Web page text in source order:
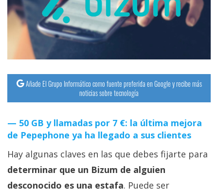
Operadores
Trucos
y
Tutoriales
Sistemas
operativos
Profesional
Añade El Grupo Informático como fuente preferida en Google y recibe más
noticias sobre tecnología
50 GB y llamadas por 7 €: la última mejora
de Pepephone ya ha llegado a sus clientes
Hay algunas claves en las que debes fijarte para
determinar que un Bizum de alguien
desconocido es una estafa. Puede ser